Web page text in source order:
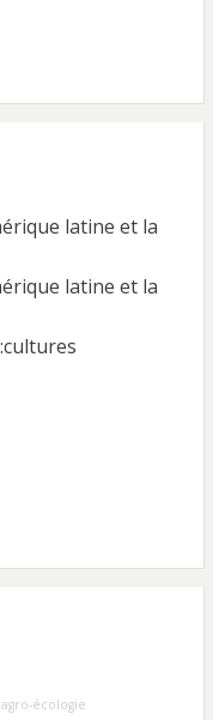
agro-écologie